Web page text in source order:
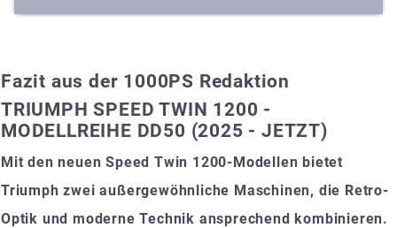
Fazit aus der 1000PS Redaktion
TRIUMPH SPEED TWIN 1200 -
MODELLREIHE DD50 (2025 - JETZT)
Mit den neuen Speed Twin 1200-Modellen bietet
Triumph zwei außergewöhnliche Maschinen, die Retro-
Optik und moderne Technik ansprechend kombinieren.